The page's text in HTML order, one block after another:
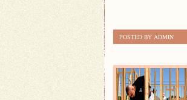
POSTED BY ADMIN